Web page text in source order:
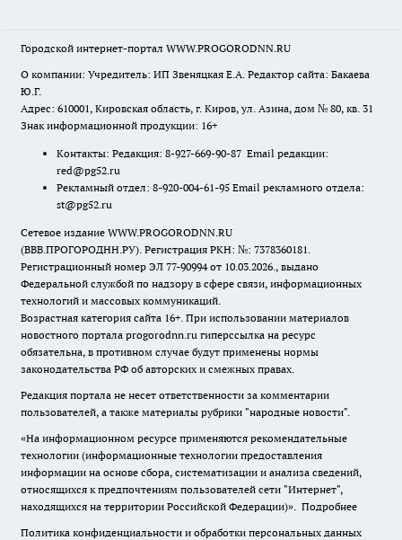
Городской интернет-портал WWW.PROGORODNN.RU
О компании: Учредитель: ИП Звеняцкая Е.А. Редактор сайта: Бакаева
Ю.Г.
Адрес: 610001, Кировская область, г. Киров, ул. Азина, дом № 80, кв. 31
Знак информационной продукции: 16+
Контакты: Редакция: 8-927-669-90-87 Email редакции:
red@pg52.ru
Рекламный отдел: 8-920-004-61-95 Email рекламного отдела:
st@pg52.ru
Сетевое издание WWW.PROGORODNN.RU
(ВВВ.ПРОГОРОДНН.РУ). Регистрация РКН: №: 7378360181.
Регистрационный номер ЭЛ 77-90994 от 10.03.2026., выдано
Федеральной службой по надзору в сфере связи, информационных
технологий и массовых коммуникаций.
Возрастная категория сайта 16+. При использовании материалов
новостного портала progorodnn.ru гиперссылка на ресурс
обязательна, в противном случае будут применены нормы
законодательства РФ об авторских и смежных правах.
Редакция портала не несет ответственности за комментарии
пользователей, а также материалы рубрики "народные новости".
«На информационном ресурсе применяются рекомендательные
технологии (информационные технологии предоставления
информации на основе сбора, систематизации и анализа сведений,
относящихся к предпочтениям пользователей сети "Интернет",
находящихся на территории Российской Федерации)». Подробнее
Политика конфиденциальности и обработки персональных данных